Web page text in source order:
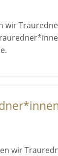
wir
wir